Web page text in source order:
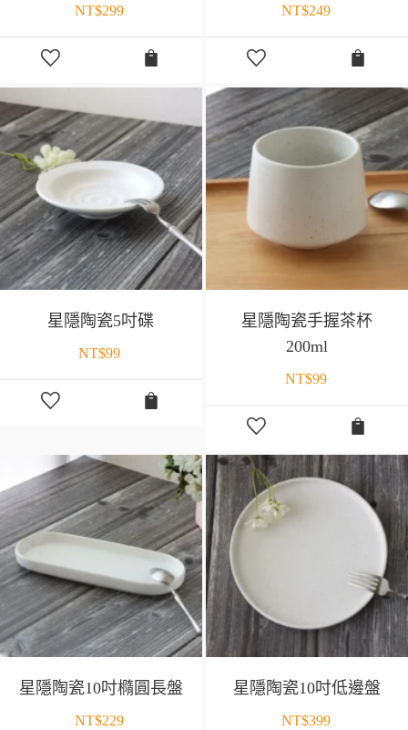
NT$299 NT$249
星隱陶瓷5吋碟
NT$99
星隱陶瓷手握茶杯
200ml
NT$99
星隱陶瓷10吋橢圓長盤
NT$229
星隱陶瓷10吋低邊盤
NT$399